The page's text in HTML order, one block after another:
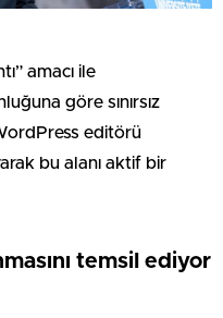
amacı ile
göre sınırsız
editörü
bu alanı aktif bir
temsil ediyor